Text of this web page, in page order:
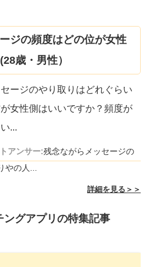
ジの頻度はどの位が女性
歳・男性）
ージのやり取りはどれぐらい
女性側はいいですか？頻度が
...
アンサー:残念ながらメッセージの
やの人...
詳細を見る＞＞
グアプリの特集記事